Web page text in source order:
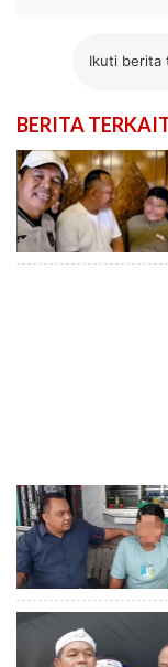
Ikuti berita
BERITA